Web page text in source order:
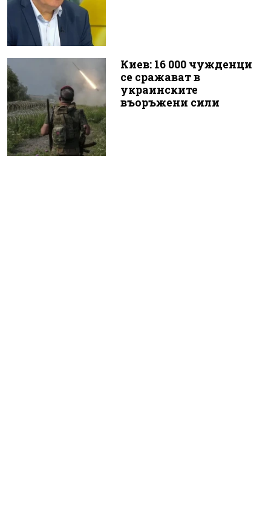
Киев: 16 000 чужденци
се сражават в
украинските
въоръжени сили